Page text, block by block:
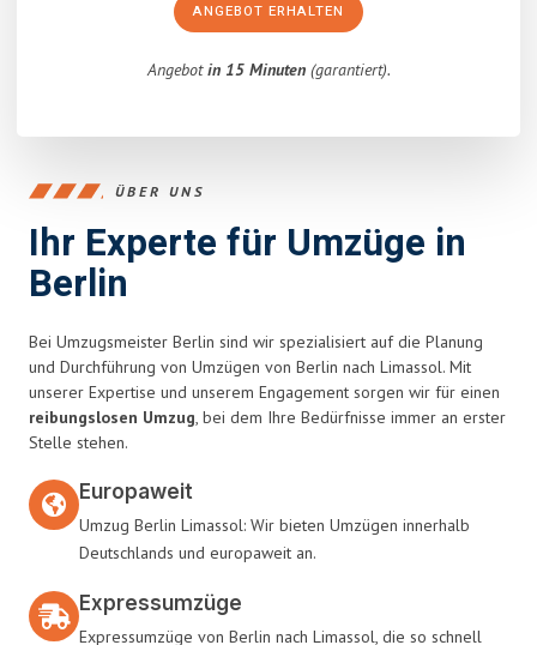
ANGEBOT ERHALTEN
Angebotin 15 Minuten(garantiert).
ÜBER UNS
Ihr Experte für Umzüge in
Berlin
Bei Umzugsmeister Berlin sind wir spezialisiert auf die Planung
und Durchführung von Umzügen von Berlin nach Limassol. Mit
unserer Expertise und unserem Engagement sorgen wir für einen
reibungslosen Umzug, bei dem Ihre Bedürfnisse immer an erster
Stelle stehen.
Europaweit
Umzug Berlin Limassol: Wir bieten Umzügen innerhalb
Deutschlands und europaweit an.
Expressumzüge
Expressumzüge von Berlin nach Limassol, die so schnell